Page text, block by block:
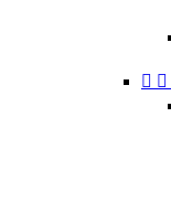
 